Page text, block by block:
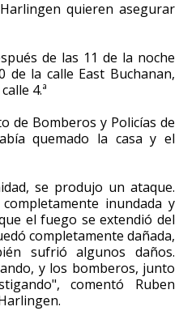
quieren asegurar
de las 11 de la noche
de la calle East Buchanan,
4.ª
de Bomberos y Policías de
quemado la casa y el
se produjo un ataque.
inundada y
el fuego se extendió del
completamente dañada,
sufrió algunos daños.
y los bomberos, junto
comentó Ruben